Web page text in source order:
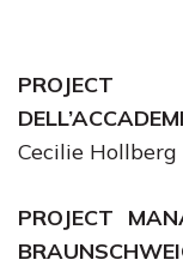
PROJECT
Cecilie Hollberg
PROJECT